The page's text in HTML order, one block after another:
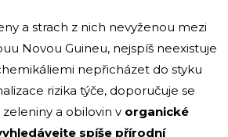
a strach z nich nevyženou mezi
Novou Guineu, nejspíš neexistuje
nepřicházet do styku
rizika týče, doporučuje se
a obilovin v organické
spíše přírodní